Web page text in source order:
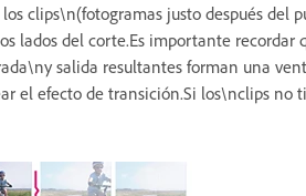
clips\n(fotogramas justo después del
lados del corte.Es importante
salida resultantes forman una
el efecto de transición.Si los\nclips no